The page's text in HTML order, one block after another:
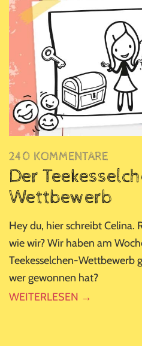
240 KOMMENTARE
Der
Wettbewerb
Hey du, hier schreibt Celina.
wie wir? Wir haben am
Teekesselchen-Wettbewerb
wer gewonnen hat?
WEITERLESEN →